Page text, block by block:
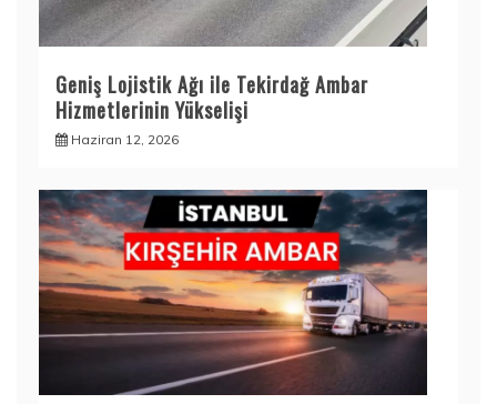
Geniş Lojistik Ağı ile Tekirdağ Ambar
Hizmetlerinin Yükselişi
Haziran 12, 2026